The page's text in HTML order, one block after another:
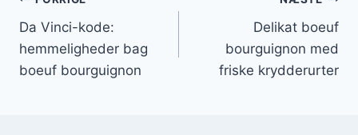
Da Vinci-kode:
hemmeligheder bag
boeuf bourguignon
Delikat boeuf
bourguignon med
friske krydderurter